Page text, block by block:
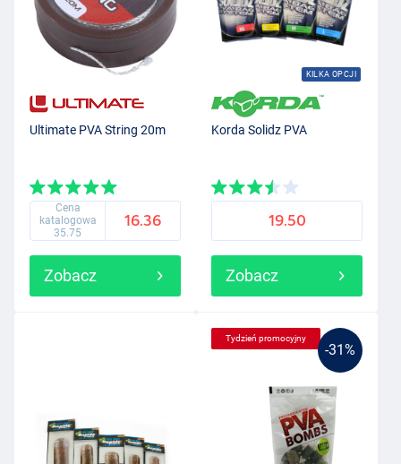
Ultimate PVA String 20m
Cena
katalogowa
35.75
16.36
Zobacz
KILKA OPCJI
Korda Solidz PVA
19.50
Zobacz
-31%
Tydzień promocyjny